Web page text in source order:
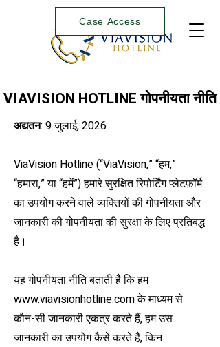
Case Access
VIAVISION HOTLINE गोपनीयता नीति
अद्यतन: 9 जुलाई, 2026
ViaVision Hotline (“ViaVision,” “हम,”
“हमारा,” या “हमें”) हमारे सुरक्षित रिपोर्टिंग प्लेटफ़ॉर्म
का उपयोग करने वाले व्यक्तियों की गोपनीयता और
जानकारी की गोपनीयता की सुरक्षा के लिए प्रतिबद्ध
है।
यह गोपनीयता नीति बताती है कि हम
www.viavisionhotline.comके माध्यम से
कौन-सी जानकारी एकत्र करते हैं, हम उस
जानकारी का उपयोग कैसे करते हैं, किन